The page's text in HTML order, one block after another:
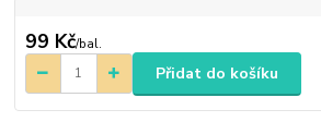
99 Kč/bal.
Přidat do košíku